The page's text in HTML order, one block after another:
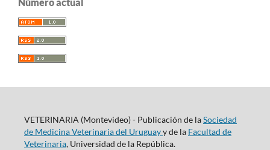
VETERINARIA (Montevideo) - Publicación de laSociedad
de Medicina Veterinaria del Uruguayy de la Facultad de
Veterinaria, Universidad de la República.